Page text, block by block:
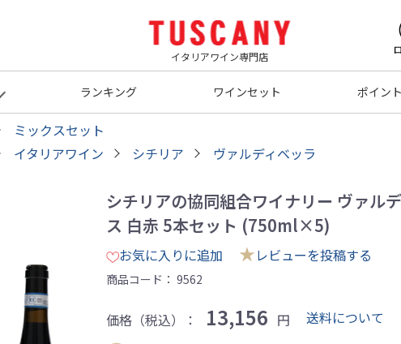
イタリアワイン専門店
ランキング ワインセット ポイン
ミックスセット
イタリアワイン シチリア ヴァルディベッラ
シチリアの協同組合ワイナリー ヴァル
ス 白赤 5本セット (750ml×5)
お気に入りに追加 ★レビューを投稿する
商品コード： 9562
価格（税込）： 13,156 円
送料について